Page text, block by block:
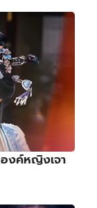
งค์หญิงเจา